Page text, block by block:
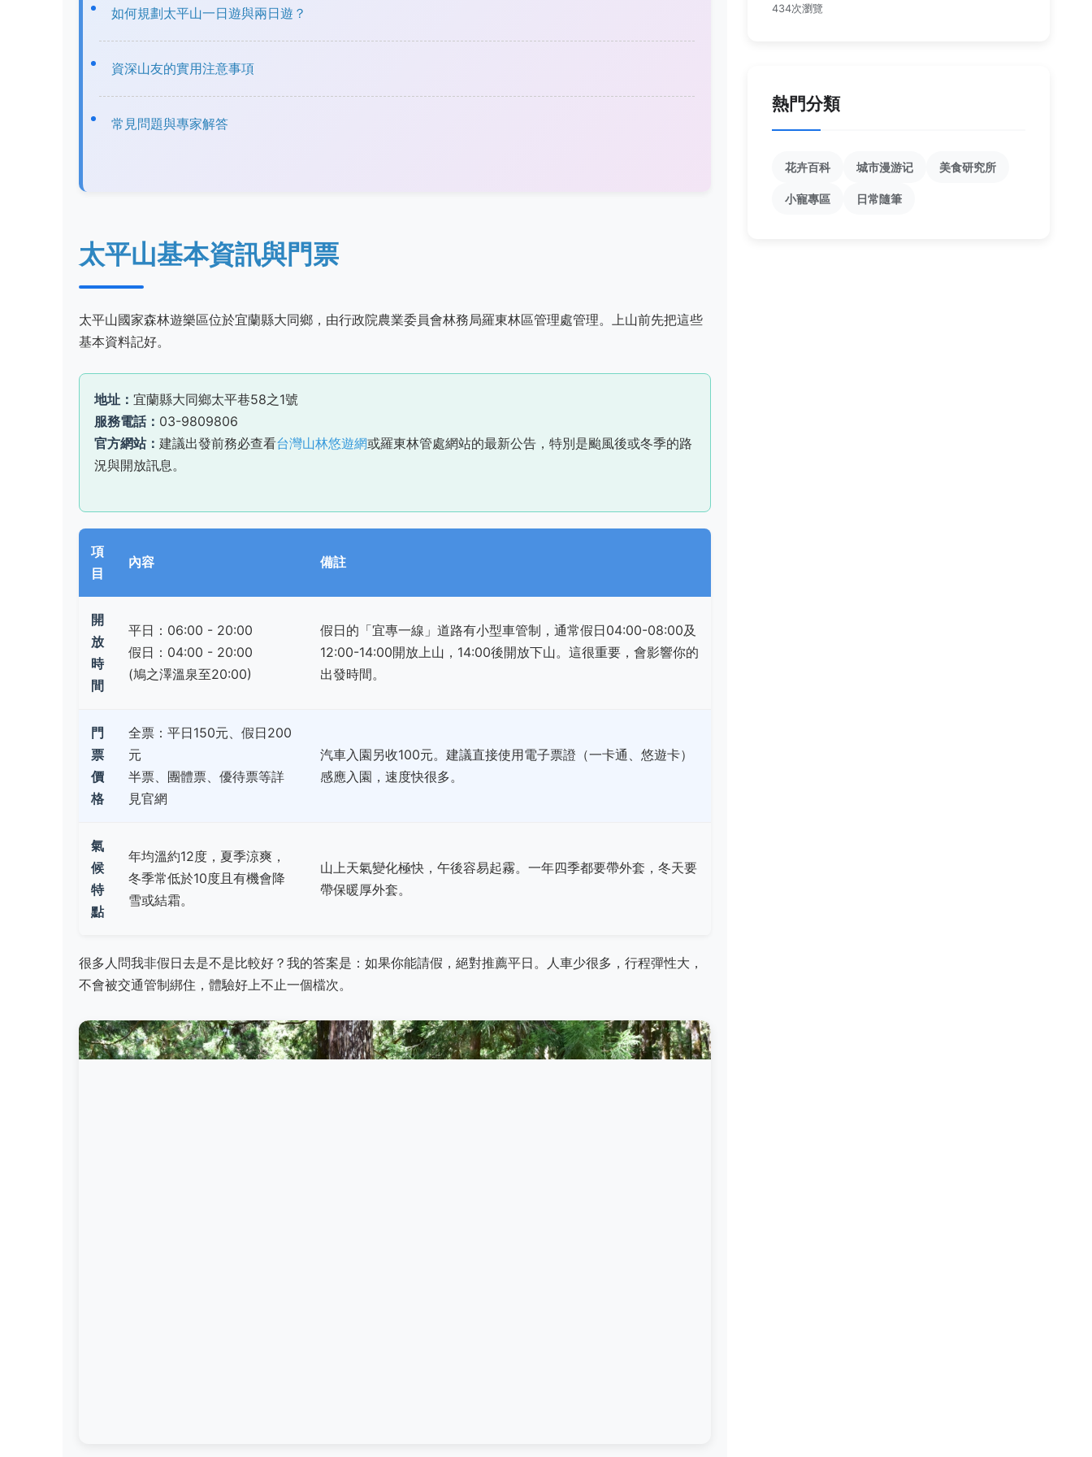
如何規劃太平山一日遊與兩日遊？
資深山友的實用注意事項
常見問題與專家解答
太平山基本資訊與門票
太平山國家森林遊樂區位於宜蘭縣大同鄉，由行政院農業委員會林務局羅東林區管理處管理。上山前先把這些
基本資料記好。
地址： 宜蘭縣大同鄉太平巷58之1號
服務電話： 03-9809806
官方網站： 建議出發前務必查看台灣山林悠遊網或羅東林管處網站的最新公告，特別是颱風後或冬季的路
況與開放訊息。
項
目
內容 備註
開
放
時
間
平日：06:00 - 20:00
假日：04:00 - 20:00
(鳩之澤溫泉至20:00)
假日的「宜專一線」道路有小型車管制，通常假日04:00-08:00及
12:00-14:00開放上山，14:00後開放下山。這很重要，會影響你的
出發時間。
門
票
價
格
全票：平日150元、假日200
元
半票、團體票、優待票等詳
見官網
汽車入園另收100元。建議直接使用電子票證（一卡通、悠遊卡）
感應入園，速度快很多。
氣
候
特
點
年均溫約12度，夏季涼爽，
冬季常低於10度且有機會降
雪或結霜。
山上天氣變化極快，午後容易起霧。一年四季都要帶外套，冬天要
帶保暖厚外套。
很多人問我非假日去是不是比較好？我的答案是：如果你能請假，絕對推薦平日。人車少很多，行程彈性大，
不會被交通管制綁住，體驗好上不止一個檔次。
434次瀏覽
熱門分類
花卉百科 城市漫游记 美食研究所
小寵專區 日常隨筆